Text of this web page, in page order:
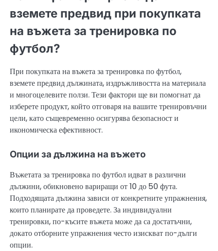
вземете предвид при покупката
на въжета за тренировка по
футбол?
При покупката на въжета за тренировка по футбол,
вземете предвид дължината, издръжливостта на материала
и многоцелевите ползи. Тези фактори ще ви помогнат да
изберете продукт, който отговаря на вашите тренировъчни
цели, като същевременно осигурява безопасност и
икономическа ефективност.
Опции за дължина на въжето
Въжетата за тренировка по футбол идват в различни
дължини, обикновено вариращи от 10 до 50 фута.
Подходящата дължина зависи от конкретните упражнения,
които планирате да проведете. За индивидуални
тренировки, по-късите въжета може да са достатъчни,
докато отборните упражнения често изискват по-дълги
опции.